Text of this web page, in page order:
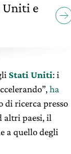
Uniti e
Stati Uniti: i
ha
di ricerca presso
altri paesi, il
a quello degli